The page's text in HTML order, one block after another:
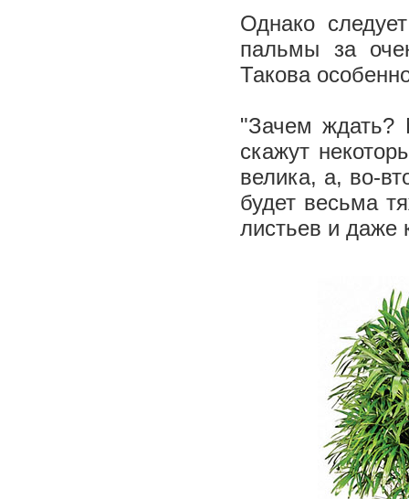
Однако
пальмы за
Такова
"Зачем ждать?
скажут
велика, а, во-
будет весьма
листьев и даже